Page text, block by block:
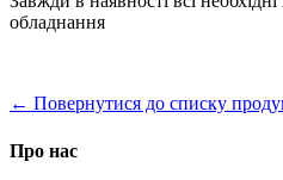
обладнання
← Повернутися до списку
Про нас